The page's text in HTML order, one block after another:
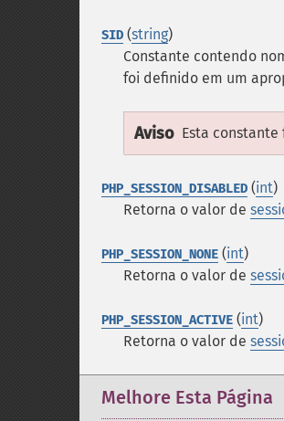
SID (string)
Constante contendo
foi definido em um
Aviso Esta
PHP_SESSION_DISABLED (int)
Retorna o valor de
PHP_SESSION_NONE (int)
Retorna o valor de
PHP_SESSION_ACTIVE (int)
Retorna o valor de
Melhore Esta Página